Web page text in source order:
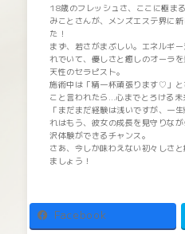
18歳のフレッシュさ、ここに極まる
みことさんが、メンズエステ界に
た！
まず、若さがまぶしい。エネルギ
れでいて、優しさと癒しのオーラ
天性のセラピスト。
施術中は「精一杯頑張ります♡」
こと言われたら…心までとろける未
「まだまだ経験は浅いですが、一
れはもう、彼女の成長を見守りな
沢体験ができるチャンス。
さあ、今しか味わえない初々しさ
ましょう！
Facebook